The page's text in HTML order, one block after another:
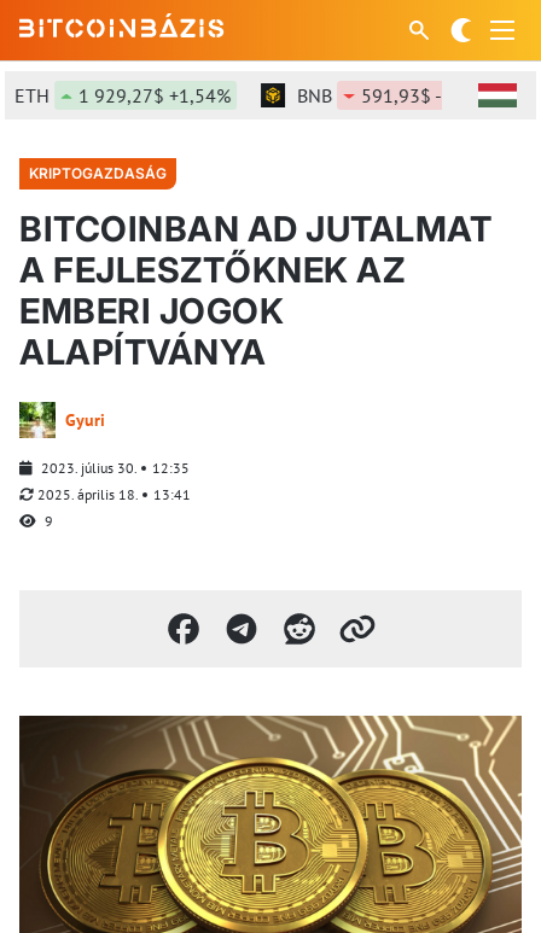
1 929,27$ +1,54% BNB 591,93$ -0,13%
KRIPTOGAZDASÁG
BITCOINBAN AD JUTALMAT
A FEJLESZTŐKNEK AZ
EMBERI JOGOK
ALAPÍTVÁNYA
Gyuri
2023. július 30.
12:35
2025. április 18.
13:41
9